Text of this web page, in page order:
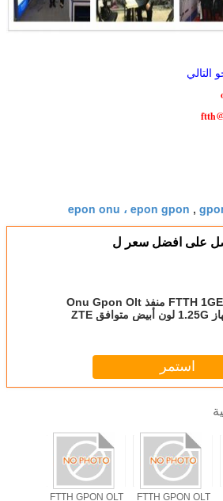
التالي
, epon onu ، epon gpon
على افضل سعر ل
FTTH 1GE 1 منفذ Onu Gpon Olt
جهاز 1.25G لون أبيض متوافق ZTE
استمر
GPON OLT ODM FTTH FTTH GPON